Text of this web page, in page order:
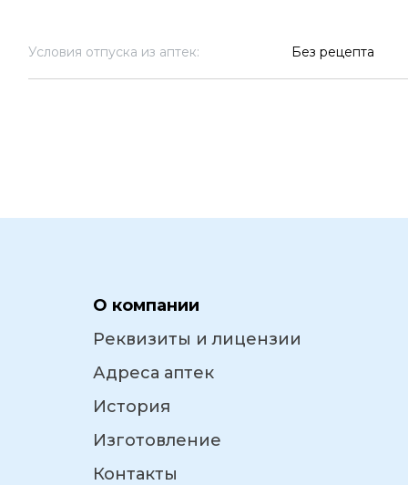
Условия отпуска из аптек: Без рецепта
О компании
Реквизиты и лицензии
Адреса аптек
История
Изготовление
Контакты